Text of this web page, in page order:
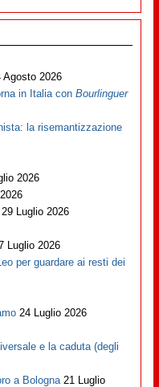
Agosto 2026
in Italia conBourlinguer
la risemantizzazione
2026
29 Luglio 2026
Luglio 2026
per guardare ai resti dei
24 Luglio 2026
e la caduta (degli
a Bologna 21 Luglio